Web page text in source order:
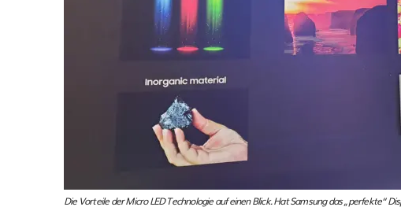
Die Vorteile der Micro LED Technologie auf einen Blick. Hat Samsung das „perfekte“